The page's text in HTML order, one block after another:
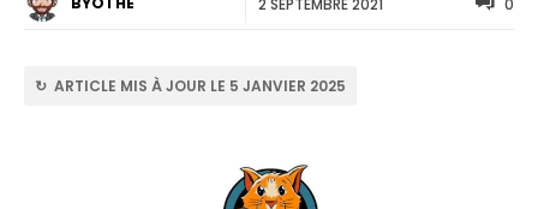
↻ ARTICLE MIS À JOUR LE 5 JANVIER 2025